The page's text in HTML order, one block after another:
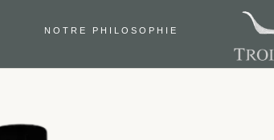
NOTRE PHILOSOPHIE